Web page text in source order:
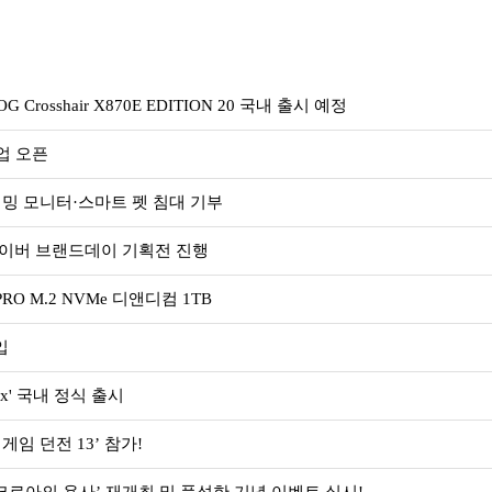
Crosshair X870E EDITION 20 국내 출시 예정
오픈
모니터·스마트 펫 침대 기부
버 브랜드데이 기획전 진행
M.2 NVMe 디앤디컴 1TB
국내 정식 출시
임 던전 13’ 참가!